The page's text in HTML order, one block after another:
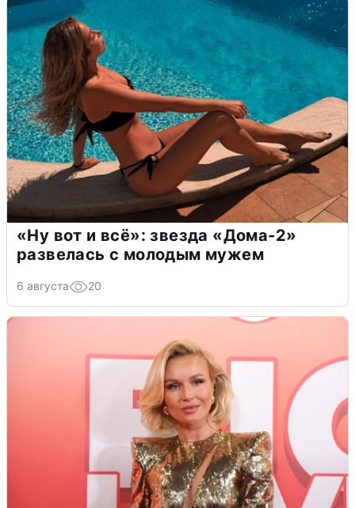
«Ну вот и всё»: звезда «Дома-2»
развелась с молодым мужем
6 августа 20